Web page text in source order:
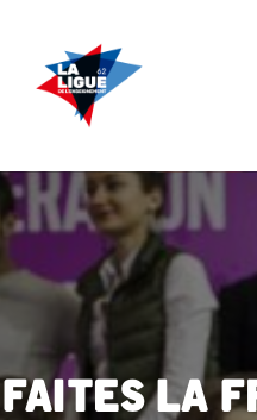
to
primary
navigation
to
content
Faites la